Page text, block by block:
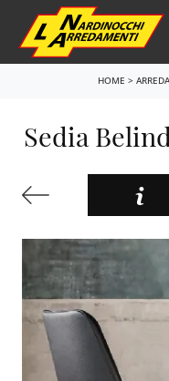
HOME >
Sedia